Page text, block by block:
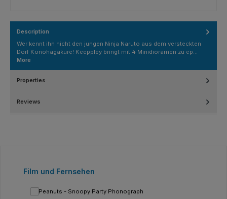
Description
Wer kennt ihn nicht den jungen Ninja Naruto aus dem versteckten
Dorf Konohagakure! Keeppley bringt mit 4 Minidioramen zu ep…
More
Properties
Reviews
Skip product gallery
Film und Fernsehen